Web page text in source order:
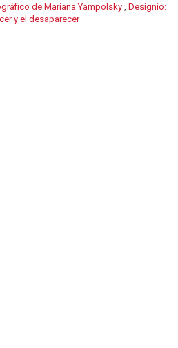
de Mariana Yampolsky Designio:
y el desaparecer